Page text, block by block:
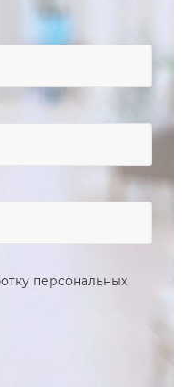
персональных